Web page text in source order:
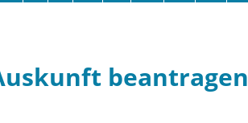
beantragen